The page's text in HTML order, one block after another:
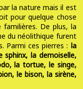
la nature mais il est
pour quelque chose
De plus, la
du néolithique furent
Parmi ces pierres : la
la demoiselle,
la tortue, le singe,
le bison, la sirène,